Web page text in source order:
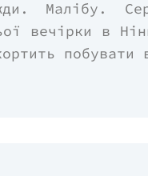
Малібу.
вечірки в
побувати
серферка й